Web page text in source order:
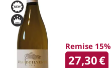
Remise 15%
27,30€